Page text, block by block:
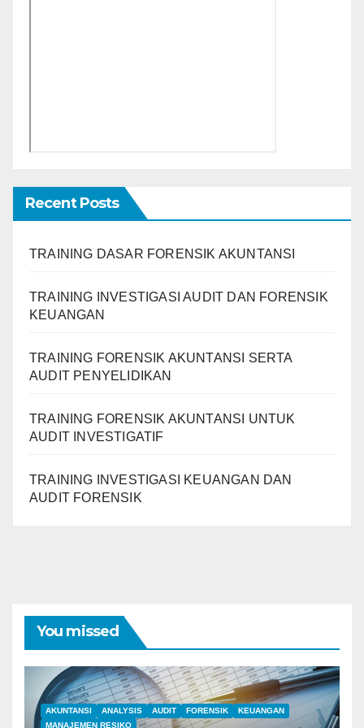
Recent Posts
TRAINING DASAR FORENSIK AKUNTANSI
TRAINING INVESTIGASI AUDIT DAN FORENSIK
KEUANGAN
TRAINING FORENSIK AKUNTANSI SERTA
AUDIT PENYELIDIKAN
TRAINING FORENSIK AKUNTANSI UNTUK
AUDIT INVESTIGATIF
TRAINING INVESTIGASI KEUANGAN DAN
AUDIT FORENSIK
You missed
AKUNTANSI ANALYSIS AUDIT FORENSIK
KEUANGAN
MANAJEMEN RESIKO